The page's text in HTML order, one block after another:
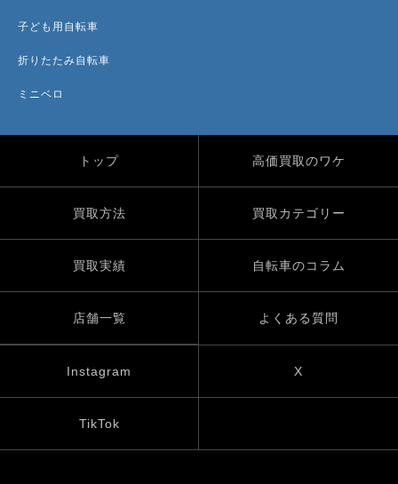
子ども用自転車
折りたたみ自転車
ミニベロ
トップ 高価買取のワケ
買取方法 買取カテゴリー
買取実績 自転車のコラム
店舗一覧 よくある質問
Instagram X
TikTok